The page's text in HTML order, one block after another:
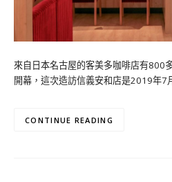
來自日本名古屋的客美多咖啡店有800
開幕，這次造訪信義安和店是2019年7
CONTINUE READING